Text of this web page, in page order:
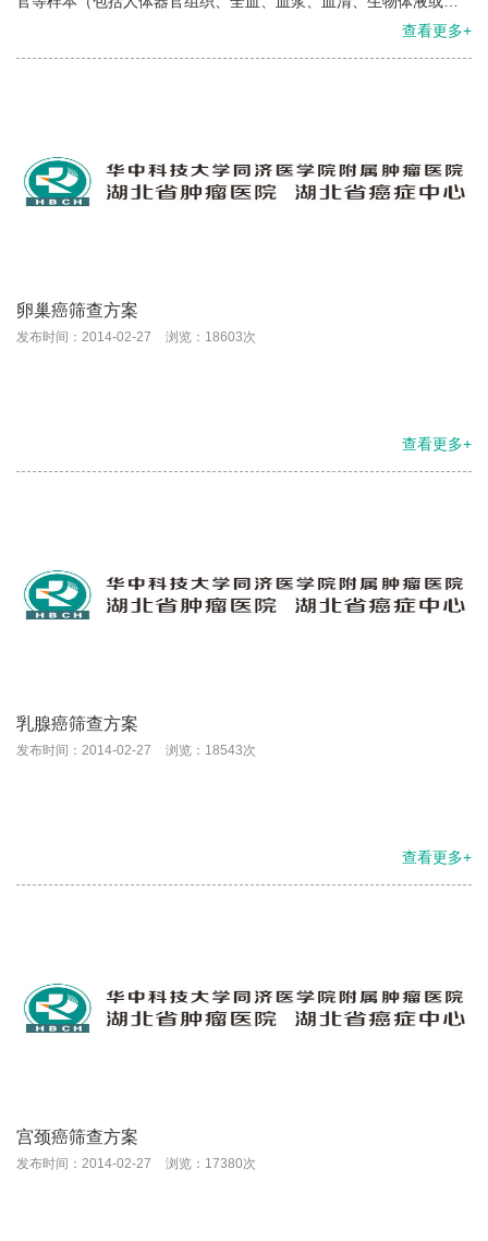
处理过的生物样本（DNA、RNA、蛋白等）以及与这些生物样...
查看更多+
卵巢癌筛查方案
发布时间：2014-02-27 浏览：18603次
查看更多+
乳腺癌筛查方案
发布时间：2014-02-27 浏览：18543次
查看更多+
宫颈癌筛查方案
发布时间：2014-02-27 浏览：17380次